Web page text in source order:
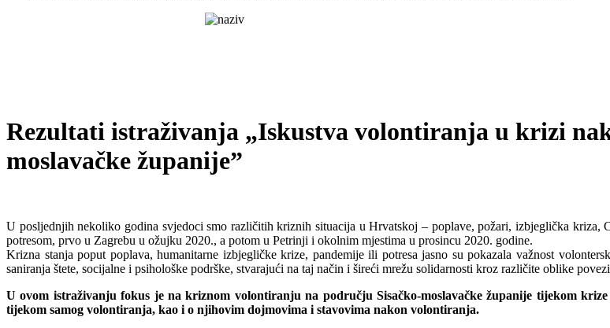
Rezultati istraživanja „Iskustva volontiranja u krizi
moslavačke županije”
U posljednjih nekoliko godina svjedoci smo različitih kriznih situacija u Hrvatskoj – poplave, požari, izbjeglička
potresom, prvo u Zagrebu u ožujku 2020., a potom u Petrinji i okolnim mjestima u prosincu 2020. godine.
Krizna stanja poput poplava, humanitarne izbjegličke krize, pandemije ili potresa jasno su pokazala važnost
saniranja štete, socijalne i psihološke podrške, stvarajući na taj način i šireći mrežu solidarnosti kroz različite oblike
U ovom istraživanju fokus je na kriznom volontiranju na području Sisačko-moslavačke županije tijekom
tijekom samog volontiranja, kao i o njihovim dojmovima i stavovima nakon volontiranja.